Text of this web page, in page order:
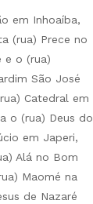
em Inhoaíba,
(rua) Prece no
e o (rua)
São José
Catedral em
o (rua) Deus do
em Japeri,
Alá no Bom
Maomé na
de Nazaré